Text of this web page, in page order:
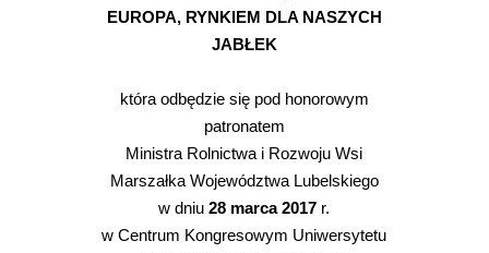
EUROPA, RYNKIEM DLA NASZYCH
JABŁEK
która odbędzie się pod honorowym
patronatem
Ministra Rolnictwa i Rozwoju Wsi
Marszałka Województwa Lubelskiego
w dniu28 marca 2017 r.
w Centrum Kongresowym Uniwersytetu